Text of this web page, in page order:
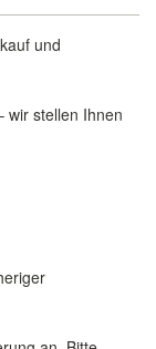
und
wir stellen Ihnen